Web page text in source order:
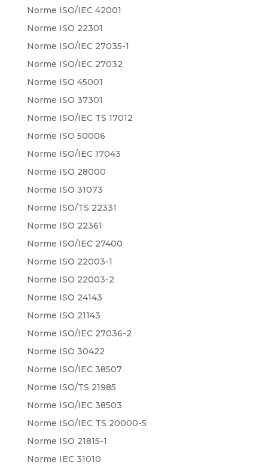
Norme ISO/IEC 42001
Norme ISO 22301
Norme ISO/IEC 27035-1
Norme ISO/IEC 27032
Norme ISO 45001
Norme ISO 37301
Norme ISO/IEC TS 17012
Norme ISO 50006
Norme ISO/IEC 17043
Norme ISO 28000
Norme ISO 31073
Norme ISO/TS 22331
Norme ISO 22361
Norme ISO/IEC 27400
Norme ISO 22003-1
Norme ISO 22003-2
Norme ISO 24143
Norme ISO 21143
Norme ISO/IEC 27036-2
Norme ISO 30422
Norme ISO/IEC 38507
Norme ISO/TS 21985
Norme ISO/IEC 38503
Norme ISO/IEC TS 20000-5
Norme ISO 21815-1
Norme IEC 31010